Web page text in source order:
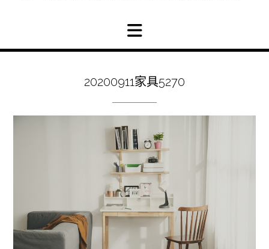
20200911家具5270